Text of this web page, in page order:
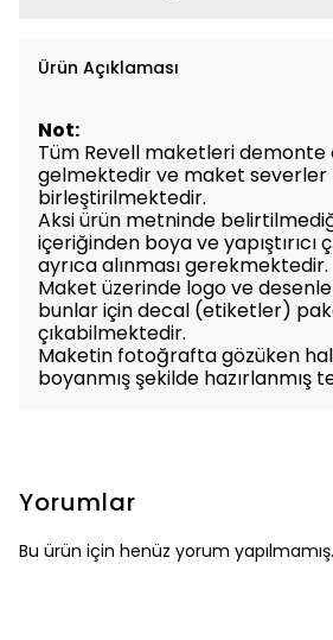
Ürün Açıklaması
Not:
Tüm Revell maketleri demonte
gelmektedir ve maket severler
birleştirilmektedir.
Aksi ürün metninde
içeriğinden boya ve yapıştırıcı
ayrıca alınması gerekmektedir.
Maket üzerinde logo ve
bunlar için decal (etiketler)
çıkabilmektedir.
Maketin fotoğrafta gözüken
boyanmış şekilde hazırlanmış
Yorumlar
Bu ürün için henüz yorum yapılmamış.